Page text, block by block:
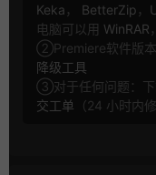
Keka ， BetterZip ，
电脑可以用 WinRAR ，
②Premiere软件版本
降级工具
③对于任何问题：下
交工单 （24 小时内修